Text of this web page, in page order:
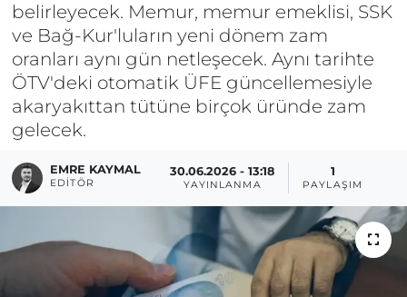
belirleyecek. Memur, memur emeklisi, SSK
ve Bağ-Kur'luların yeni dönem zam
oranları aynı gün netleşecek. Aynı tarihte
ÖTV'deki otomatik ÜFE güncellemesiyle
akaryakıttan tütüne birçok üründe zam
gelecek.
EMRE KAYMAL
EDITÖR
30.06.2026 - 13:18
YAYINLANMA
1
PAYLAŞIM